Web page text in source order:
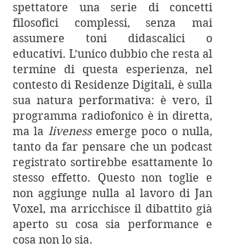
spettatore una serie di concetti
filosofici complessi, senza mai
assumere toni didascalici o
educativi. L’unico dubbio che resta al
termine di questa esperienza, nel
contesto di Residenze Digitali, è sulla
sua natura performativa: è vero, il
programma radiofonico è in diretta,
ma la liveness emerge poco o nulla,
tanto da far pensare che un podcast
registrato sortirebbe esattamente lo
stesso effetto. Questo non toglie e
non aggiunge nulla al lavoro di Jan
Voxel, ma arricchisce il dibattito già
aperto su cosa sia performance e
cosa non lo sia.